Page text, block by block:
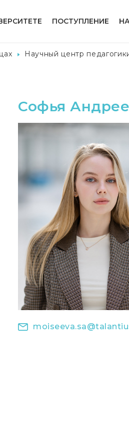
ПОСТУПЛЕНИЕ
Научный центр
Софья